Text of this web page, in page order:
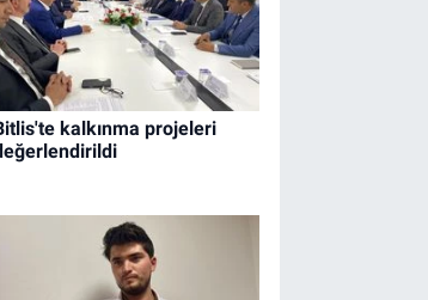
kalkınma projeleri